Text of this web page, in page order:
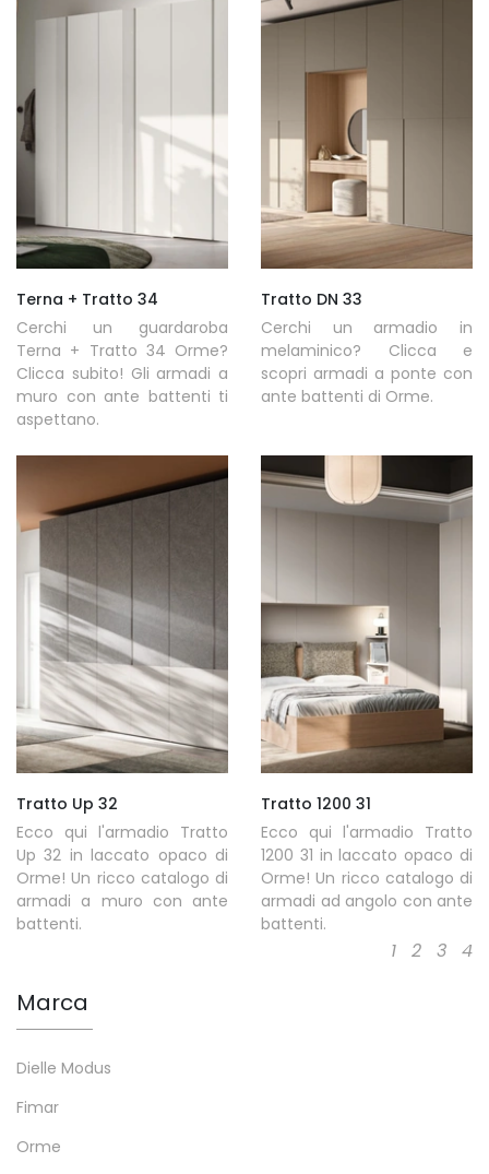
Terna + Tratto 34
Cerchi un guardaroba
Terna + Tratto 34 Orme?
Clicca subito! Gli armadi a
muro con ante battenti ti
aspettano.
Tratto DN 33
Cerchi un armadio in
melaminico? Clicca e
scopri armadi a ponte con
ante battenti di Orme.
Tratto Up 32
Ecco qui l'armadio Tratto
Up 32 in laccato opaco di
Orme! Un ricco catalogo di
armadi a muro con ante
battenti.
Tratto 1200 31
Ecco qui l'armadio Tratto
1200 31 in laccato opaco di
Orme! Un ricco catalogo di
armadi ad angolo con ante
battenti.
1 2 3 4
Marca
Dielle Modus
Fimar
Orme